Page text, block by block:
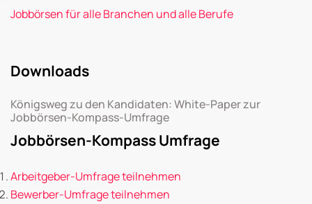
Jobbörsen für alle Branchen und alle Berufe
Downloads
Königsweg zu den Kandidaten: White-Paper zur
Jobbörsen-Kompass-Umfrage
Jobbörsen-Kompass Umfrage
Arbeitgeber-Umfrage teilnehmen
Bewerber-Umfrage teilnehmen